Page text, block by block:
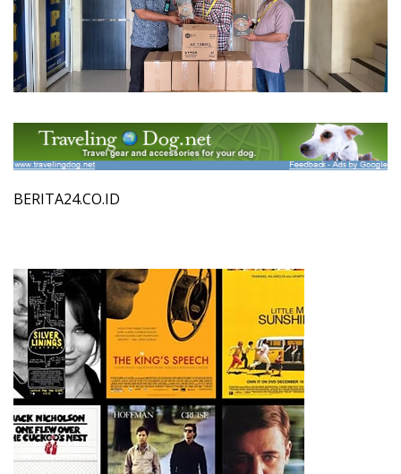
BERITA24.CO.ID